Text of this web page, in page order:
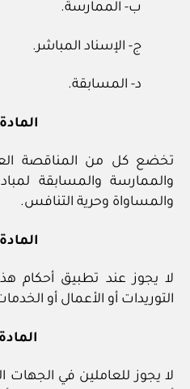
ب- الممارسة.
ج- الإسناد المباشر.
د- المسابقة.
المادة
تخضع كل من المناقصة
والممارسة والمسابقة
والمساواة وحرية التنافس.
المادة
لا يجوز عند تطبيق أحكام هذا
التوريدات أو الأعمال أو
المادة
لا يجوز للعاملين في الجهات